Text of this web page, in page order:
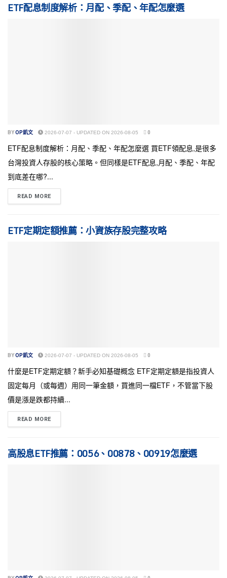
ETF配息制度解析：月配、季配、年配怎麼選
BYOP凱文 2026-07-07 - UPDATED ON 2026-08-05 0
ETF配息制度解析：月配、季配、年配怎麼選 買ETF領配息,是很多
台灣投資人存股的核心策略。但同樣是ETF配息,月配、季配、年配
到底差在哪?...
READ MORE
ETF定期定額推薦：小資族存股完整攻略
BYOP凱文 2026-07-07 - UPDATED ON 2026-08-05 0
什麼是ETF定期定額？新手必知基礎概念 ETF定期定額是指投資人
固定每月（或每週）用同一筆金額，買進同一檔ETF，不管當下股
價是漲是跌都持續...
READ MORE
高股息ETF推薦：0056、00878、00919怎麼選